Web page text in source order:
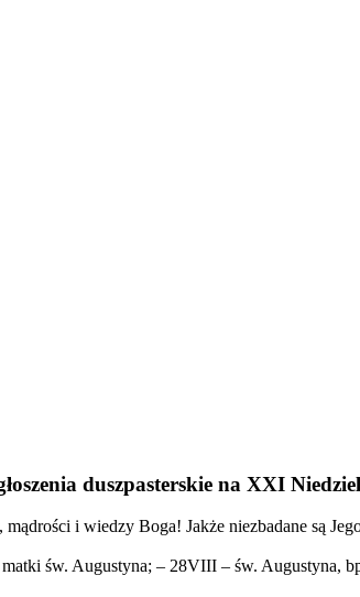
duszpasterskie na XXI
mądrości i wiedzy Boga! Jakże niezbadane są
św. Augustyna; – 28VIII – św. Augustyna,